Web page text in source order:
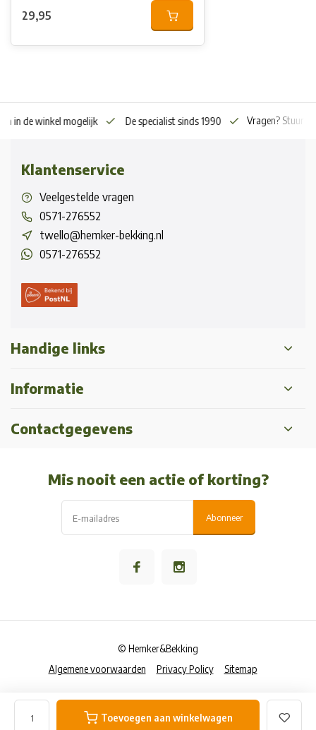
Toevoegen aan winkelwagen
29,95
in de winkel mogelijk De specialist sinds 1990 Vragen? Stuur
Klantenservice
Veelgestelde vragen
0571-276552
twello@hemker-bekking.nl
0571-276552
Handige links
Informatie
Contactgegevens
Mis nooit een actie of korting?
Abonneer
Algemene voorwaarden Privacy Policy Sitemap
© Hemker&Bekking